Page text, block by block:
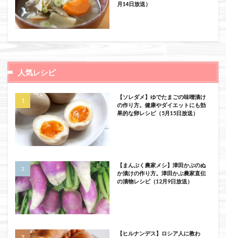
月14日放送）
人気レシピ
【ソレダメ】ゆでたまごの味噌漬け
の作り方。健康やダイエットにも効
果的な卵レシピ（5月15日放送）
【まんぷく農家メシ】津田かぶのぬ
か漬けの作り方。津田かぶ農家直伝
の漬物レシピ（12月9日放送）
【ヒルナンデス】ロシア人に教わ